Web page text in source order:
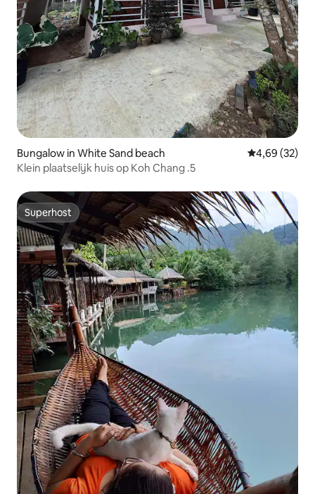
Bungalow in White Sand beach Gemiddelde
4,69 (32)
Klein plaatselijk huis op Koh Chang .5
Superhost
Superhost